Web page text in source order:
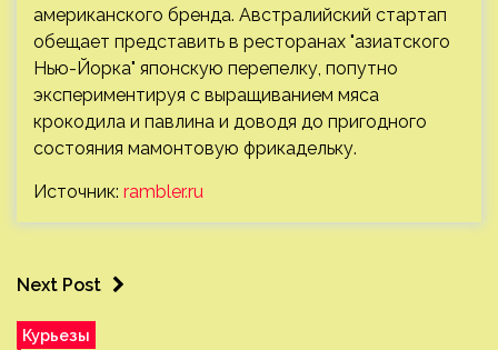
американского бренда. Австралийский стартап
обещает представить в ресторанах "азиатского
Нью-Йорка" японскую перепелку, попутно
экспериментируя с выращиванием мяса
крокодила и павлина и доводя до пригодного
состояния мамонтовую фрикадельку.
Источник: rambler.ru
Next Post
Курьезы